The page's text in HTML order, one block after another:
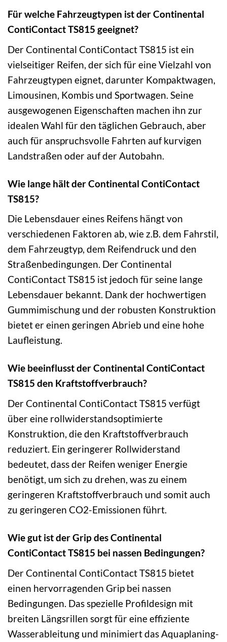
Für welche Fahrzeugtypen ist der Continental
ContiContact TS815 geeignet?
Der Continental ContiContact TS815 ist ein
vielseitiger Reifen, der sich für eine Vielzahl von
Fahrzeugtypen eignet, darunter Kompaktwagen,
Limousinen, Kombis und Sportwagen. Seine
ausgewogenen Eigenschaften machen ihn zur
idealen Wahl für den täglichen Gebrauch, aber
auch für anspruchsvolle Fahrten auf kurvigen
Landstraßen oder auf der Autobahn.
Wie lange hält der Continental ContiContact
TS815?
Die Lebensdauer eines Reifens hängt von
verschiedenen Faktoren ab, wie z.B. dem Fahrstil,
dem Fahrzeugtyp, dem Reifendruck und den
Straßenbedingungen. Der Continental
ContiContact TS815 ist jedoch für seine lange
Lebensdauer bekannt. Dank der hochwertigen
Gummimischung und der robusten Konstruktion
bietet er einen geringen Abrieb und eine hohe
Laufleistung.
Wie beeinflusst der Continental ContiContact
TS815 den Kraftstoffverbrauch?
Der Continental ContiContact TS815 verfügt
über eine rollwiderstandsoptimierte
Konstruktion, die den Kraftstoffverbrauch
reduziert. Ein geringerer Rollwiderstand
bedeutet, dass der Reifen weniger Energie
benötigt, um sich zu drehen, was zu einem
geringeren Kraftstoffverbrauch und somit auch
zu geringeren CO2-Emissionen führt.
Wie gut ist der Grip des Continental
ContiContact TS815 bei nassen Bedingungen?
Der Continental ContiContact TS815 bietet
einen hervorragenden Grip bei nassen
Bedingungen. Das spezielle Profildesign mit
breiten Längsrillen sorgt für eine effiziente
Wasserableitung und minimiert das Aquaplaning-